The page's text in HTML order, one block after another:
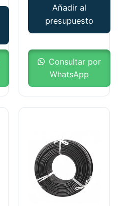
Añadir al
presupuesto
Consultar por
WhatsApp